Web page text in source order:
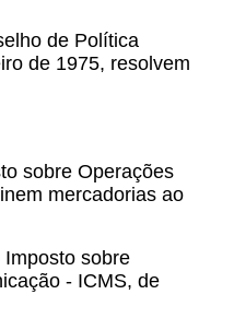
de Política
de 1975, resolvem
sobre Operações
mercadorias ao
sobre
- ICMS, de